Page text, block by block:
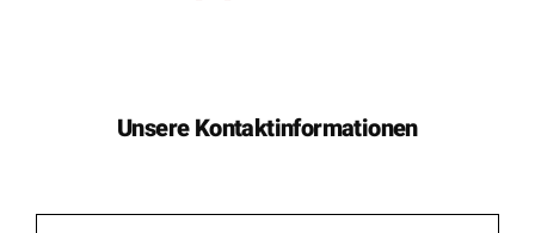
Unsere Kontaktinformationen